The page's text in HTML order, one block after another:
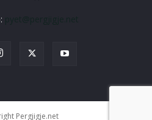
Pergjigje.net